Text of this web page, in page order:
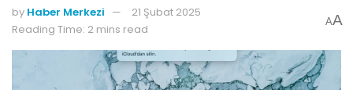
by Haber Merkezi
21 Şubat 2025
Reading Time: 2 mins read
AA